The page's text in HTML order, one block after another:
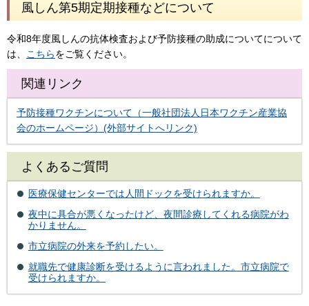
風しん第5期定期接種などについて
令和8年度風しんの抗体検査および予防接種の助成についてについて
は、
こちらをご覧ください。
関連リンク
予防接種ワクチンについて（一般社団法人日本ワクチン産業協
会のホームページ）(外部サイトへリンク)
よくあるご質問
医療保健センターでは人間ドックを受けられますか。
夜中に具合が悪くなったけど、夜間診療してくれる病院がわ
かりません。
市立病院の外来を予約したい。
就職先で健康診断を受けるように言われました。市立病院で
受けられますか。